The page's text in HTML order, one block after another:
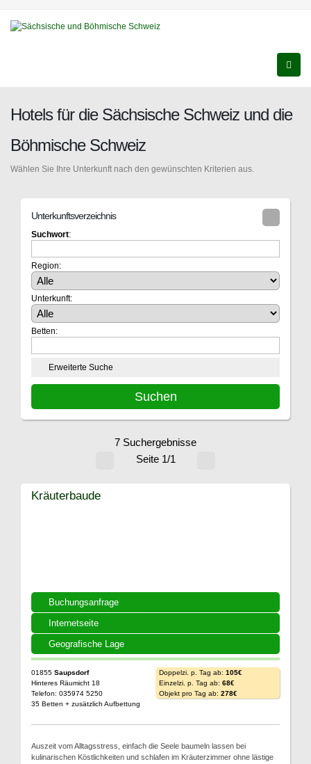
Hotels für die Sächsische Schweiz und die
Böhmische Schweiz
Wählen Sie Ihre Unterkunft nach den gewünschten Kriterien aus.
Unterkunftsverzeichnis
Suchwort:
Region:
Unterkunft:
Betten:
Erweiterte Suche
7 Suchergebnisse
Seite 1/1
Buchungsanfrage
Internetseite
Geografische Lage
Kräuterbaude
01855 Saupsdorf
Hinteres Räumicht 18
Telefon: 035974 5250
35 Betten + zusätzlich Aufbettung
Doppelzi. p. Tag ab: 105€
Einzelzi. p. Tag ab: 68€
Objekt pro Tag ab: 278€
Auszeit vom Alltagsstress, einfach die Seele baumeln lassen bei
kulinarischen Köstlichkeiten und schlafen im Kräuterzimmer ohne lästige